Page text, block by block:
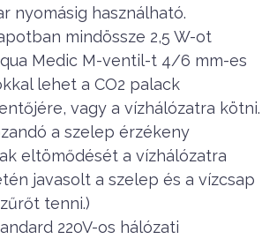
nyomásig használható.
mindössze 2,5 W-ot
Medic M-ventil-t 4/6 mm-es
lehet a CO2 palack
vagy a vízhálózatra kötni.
a szelep érzékeny
eltömődését a vízhálózatra
javasolt a szelep és a vízcsap
tenni.)
220V-os hálózati